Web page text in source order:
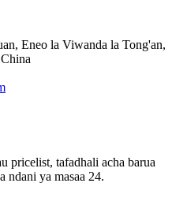
Eneo la Viwanda la Tong'an,
pricelist, tafadhali acha barua
ndani ya masaa 24.